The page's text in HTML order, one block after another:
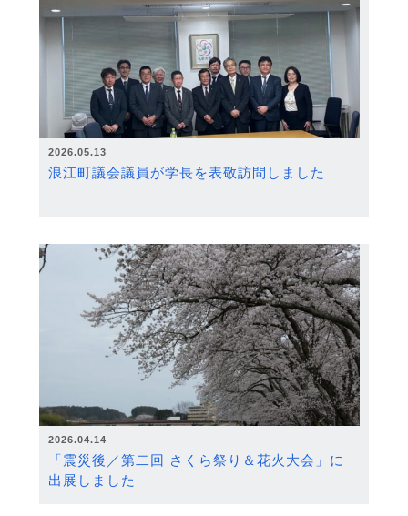
2026.05.13
浪江町議会議員が学長を表敬訪問しました
2026.04.14
「震災後／第二回 さくら祭り＆花火大会」に
出展しました